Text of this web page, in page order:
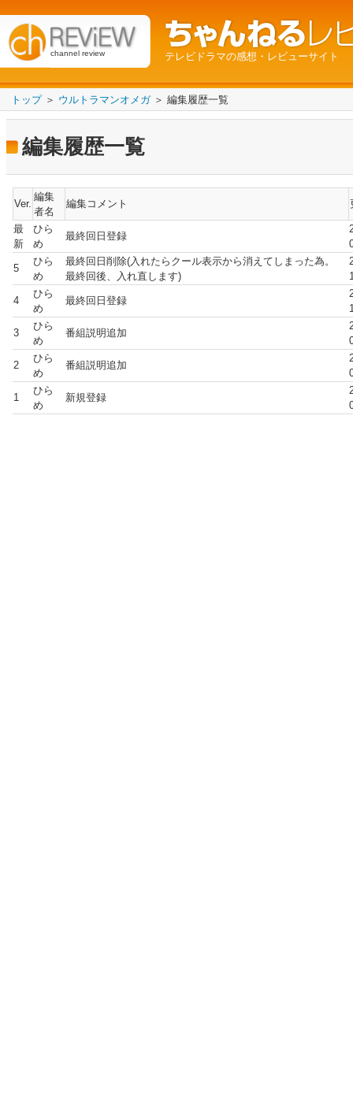
channel review テレビドラマの感想・レビューサイト
トップ＞ ウルトラマンオメガ＞ 編集履歴一覧
編集履歴一覧
Ver.
編集
者名
編集コメント
最
新
ひら
め
最終回日登録
5
ひら
め
最終回日削除(入れたらクール表示から消えてしまった為。
最終回後、入れ直します)
4
ひら
め
最終回日登録
3
ひら
め
番組説明追加
2
ひら
め
番組説明追加
1
ひら
め
新規登録